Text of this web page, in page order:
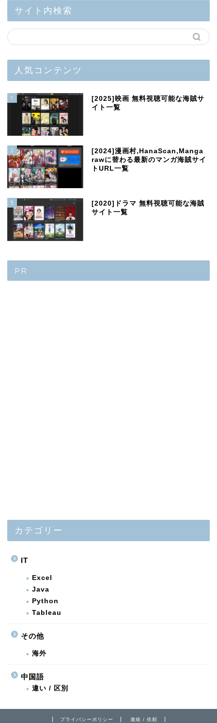
サイト内検索
人気コンテンツ
1
[2025]映画 無料視聴可能な海賊サ
イト一覧
2
[2024]漫画村,HanaScan,Manga
rawに替わる最新のマンガ海賊サイ
トURL一覧
3
[2020]ドラマ 無料視聴可能な海賊
サイト一覧
PR
カテゴリー
IT
Excel
Java
Python
Tableau
その他
海外
中国語
違い / 区別
プライバシーポリシー 連絡 / 依頼